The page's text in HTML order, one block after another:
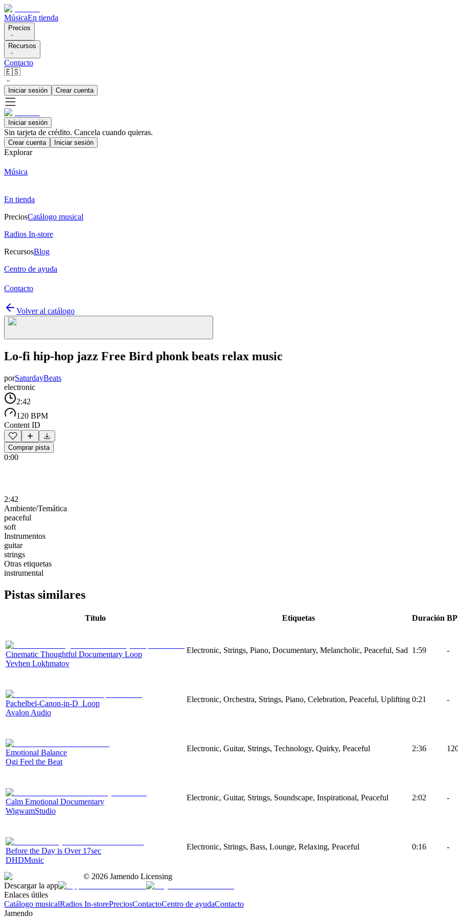
MúsicaEn tienda
Precios
Recursos
Contacto
🇪🇸
Iniciar sesión Crear cuenta
Iniciar sesión
Sin tarjeta de crédito. Cancela cuando quieras.
Crear cuenta Iniciar sesión
Explorar
Música
En tienda
PreciosCatálogo musical
Radios In-store
RecursosBlog
Centro de ayuda
Contacto
Volver al catálogo
Lo-fi hip-hop jazz Free Bird phonk beats relax music
porSaturdayBeats
electronic
2:42
120 BPM
Content ID
Comprar pista
0:00
2:42
Ambiente/Temática
peaceful
soft
Instrumentos
guitar
strings
Otras etiquetas
instrumental
Pistas similares
Título Etiquetas Duración
Cinematic Thoughtful Documentary Loop
Yevhen Lokhmatov
Electronic, Strings, Piano, Documentary, Melancholic, Peaceful, Sad 1:59 -
Pachelbel-Canon-in-D_Loop
Avalon Audio
Electronic, Orchestra, Strings, Piano, Celebration, Peaceful, Uplifting 0:21 -
Emotional Balance
Ogi Feel the Beat
Electronic, Guitar, Strings, Technology, Quirky, Peaceful 2:36
Calm Emotional Documentary
WigwamStudio
Electronic, Guitar, Strings, Soundscape, Inspirational, Peaceful 2:02 -
Before the Day is Over 17sec
DHDMusic
Electronic, Strings, Bass, Lounge, Relaxing, Peaceful 0:16 -
© 2026 Jamendo Licensing
Descargar la app
Enlaces útiles
Catálogo musicalRadios In-storePreciosContactoCentro de ayudaContacto
Jamendo